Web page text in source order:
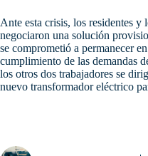
Ante esta crisis, los residentes y
negociaron una solución
se comprometió a permanecer
cumplimiento de las demandas
los otros dos trabajadores se
nuevo transformador eléctrico